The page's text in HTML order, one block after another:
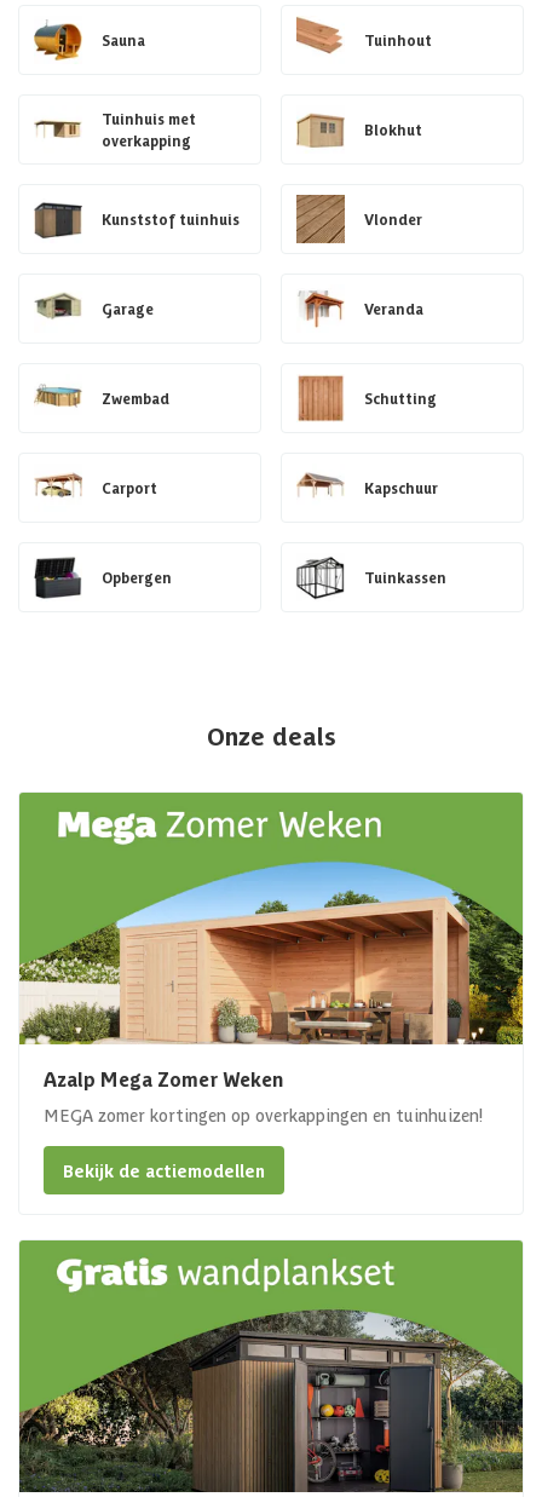
Sauna Tuinhout
Tuinhuis met
overkapping
Blokhut
Kunststof tuinhuis Vlonder
Garage Veranda
Zwembad Schutting
Carport Kapschuur
Opbergen Tuinkassen
Onze deals
Azalp Mega Zomer Weken
MEGA zomer kortingen op overkappingen en tuinhuizen!
Bekijk de actiemodellen